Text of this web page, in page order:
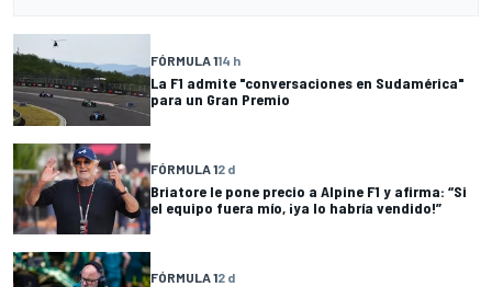
FÓRMULA 114 h
La F1 admite "conversaciones en Sudamérica"
para un Gran Premio
FÓRMULA 12 d
Briatore le pone precio a Alpine F1 y afirma: “Si
el equipo fuera mío, ¡ya lo habría vendido!”
FÓRMULA 12 d